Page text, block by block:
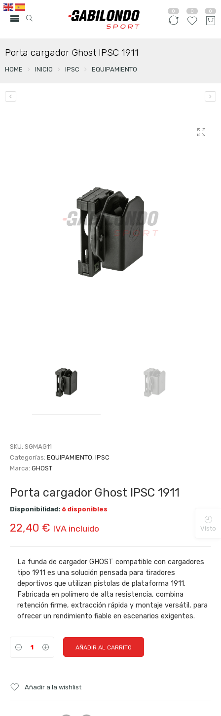
0 0 0
Porta cargador Ghost IPSC 1911
HOME INICIO IPSC EQUIPAMIENTO
SKU: SGMAG11
Categorías: EQUIPAMIENTO, IPSC
Marca: GHOST
Porta cargador Ghost IPSC 1911
Disponibilidad: 6 disponibles
22,40 € IVA incluido
La funda de cargador GHOST compatible con cargadores
tipo 1911 es una solución pensada para tiradores
deportivos que utilizan pistolas de plataforma 1911.
Fabricada en polímero de alta resistencia, combina
retención firme, extracción rápida y montaje versátil, para
ofrecer un rendimiento fiable en escenarios exigentes.
AÑADIR AL CARRITO
Añadir a la wishlist
Visto